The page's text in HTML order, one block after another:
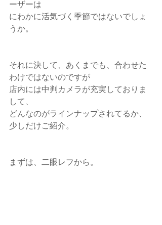
ーザーは
にわかに活気づく季節ではないでしょ
うか。
それに決して、あくまでも、合わせた
わけではないのですが
店内には中判カメラが充実しておりま
して、
どんなのがラインナップされてるか、
少しだけご紹介。
まずは、二眼レフから。